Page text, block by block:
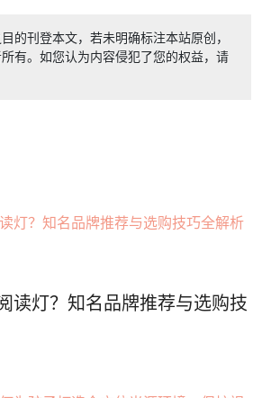
的刊登本文，若未明确标注本站原创，
有。如您认为内容侵犯了您的权益，请
读灯？知名品牌推荐与选购技